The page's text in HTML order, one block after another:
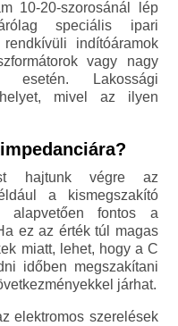
10-20-szorosánál lép
speciális ipari
indítóáramok
vagy nagy
esetén. Lakossági
mivel az ilyen
hajtunk végre az
a kismegszakító
alapvetően fontos a
ez az érték túl magas
miatt, lehet, hogy a C
időben megszakítani
járhat.
elektromos szerelések